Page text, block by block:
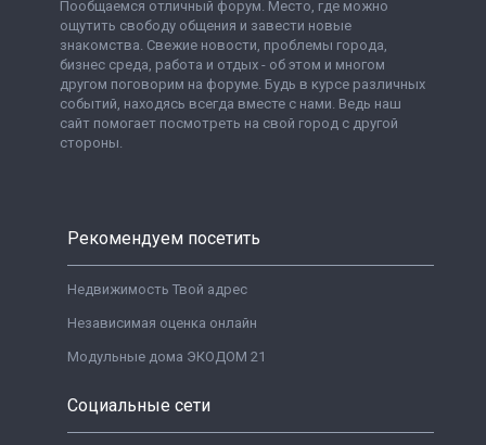
Пообщаемся отличный форум. Место, где можно
ощутить свободу общения и завести новые
знакомства. Свежие новости, проблемы города,
бизнес среда, работа и отдых - об этом и многом
другом поговорим на форуме. Будь в курсе различных
событий, находясь всегда вместе с нами. Ведь наш
сайт помогает посмотреть на свой город с другой
стороны.
Рекомендуем посетить
Недвижимость Твой адрес
Независимая оценка онлайн
Модульные дома ЭКОДОМ 21
Социальные сети